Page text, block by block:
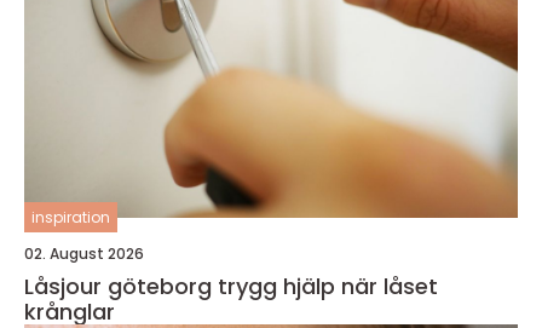
inspiration
02. August 2026
Låsjour göteborg trygg hjälp när låset
krånglar